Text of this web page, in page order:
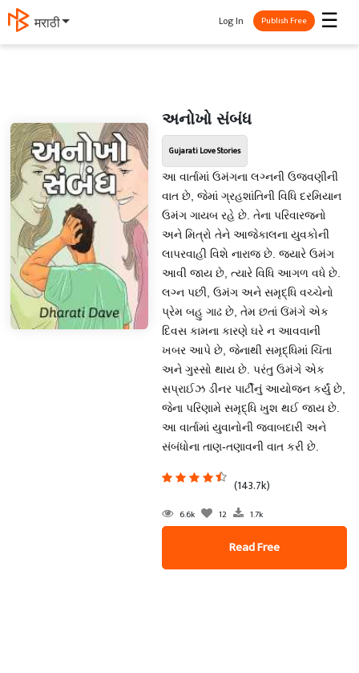
मराठी ☰
Log In Publish Free
અનોખો સંબંધ
Gujarati Love Stories
આ વાર્તામાં ઉમંગના લગ્નની ઉજવણીની
વાત છે, જેમાં ગ્રહશાંતિની વિધિ દરમિયાન
ઉમંગ ગાયબ રહે છે. તેના પરિવારજનો
અને મિત્રો તેને આજેકાલના યુવકોની
લાપરવાહી વિશે નારાજ છે. જ્યારે ઉમંગ
આવી જાય છે, ત્યારે વિધિ આગળ વધે છે.
લગ્ન પછી, ઉમંગ અને સમૃદ્ધિ વચ્ચેનો
પ્રેમ બહુ ગાઢ છે, તેમ છતાં ઉંમંગે એક
દિવસ કામના કારણે ઘરે ન આવવાની
ખબર આપે છે, જેનાથી સમૃદ્ધિમાં ચિંતા
અને ગુસ્સો થાય છે. પરંતુ ઉમંગે એક
સપ્રાઈઝ ડીનર પાર્ટીનું આયોજન કર્યું છે,
જેના પરિણામે સમૃદ્ધિ ખુશ થઈ જાય છે.
આ વાર્તામાં યુવાનોની જવાબદારી અને
સંબંધોના તાણ-તણાવની વાત કરી છે.
(143.7k)
6.6k 12 1.7k
Read Free